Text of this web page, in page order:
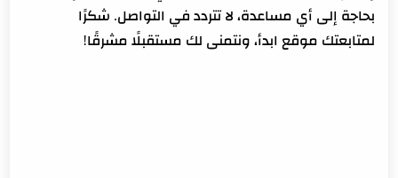
بحاجة إلى أي مساعدة، لا تتردد في التواصل. شكرًا
لمتابعتك موقع ابدأ، ونتمنى لك مستقبلًا مشرقًا!